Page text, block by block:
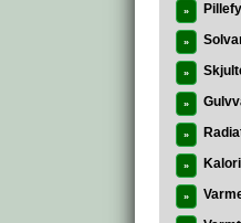
»
»
»
»
»
»
»